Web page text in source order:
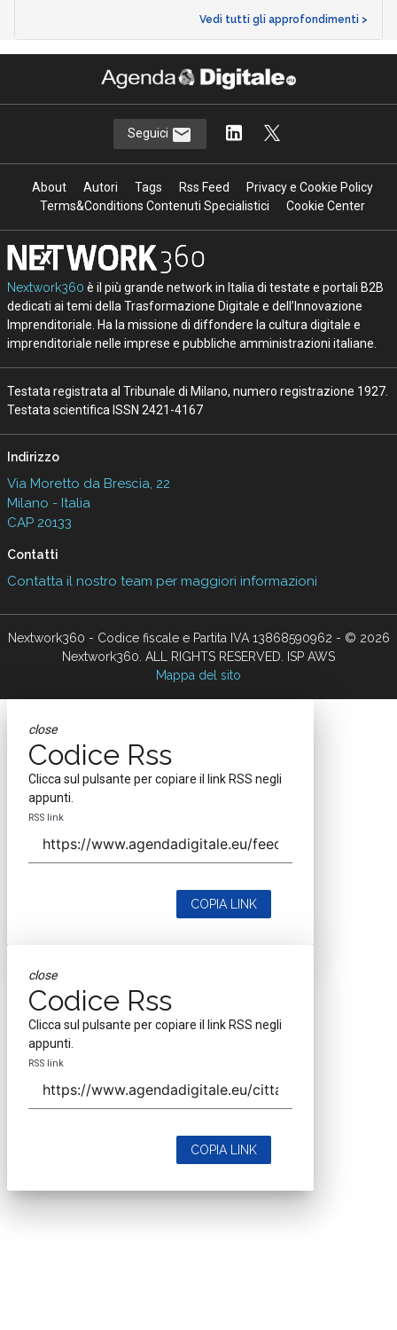
Vedi tutti gli approfondimenti >
Seguici
About Autori Tags Rss Feed
Privacy e Cookie Policy
Terms&Conditions Contenuti Specialistici
Cookie Center
Nextwork360 è il più grande network in Italia di testate e portali B2B
dedicati ai temi della Trasformazione Digitale e dell’Innovazione
Imprenditoriale. Ha la missione di diffondere la cultura digitale e
imprenditoriale nelle imprese e pubbliche amministrazioni italiane.
Testata registrata al Tribunale di Milano, numero registrazione 1927.
Testata scientifica ISSN 2421-4167
Indirizzo
Via Moretto da Brescia, 22
Milano - Italia
CAP 20133
Contatti
Contatta il nostro team per maggiori informazioni
Nextwork360 - Codice fiscale e Partita IVA 13868590962 - © 2026
Nextwork360. ALL RIGHTS RESERVED. ISP AWS
Mappa del sito
close
Codice Rss
Clicca sul pulsante per copiare il link RSS negli
appunti.
RSS link
COPIA LINK
close
Codice Rss
Clicca sul pulsante per copiare il link RSS negli
appunti.
RSS link
COPIA LINK